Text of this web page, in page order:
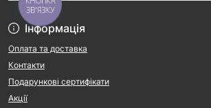
Інформація
Оплата та доставка
Контакти
Подарункові сертифікати
Акції
КНОПКА
ЗВ'ЯЗКУ